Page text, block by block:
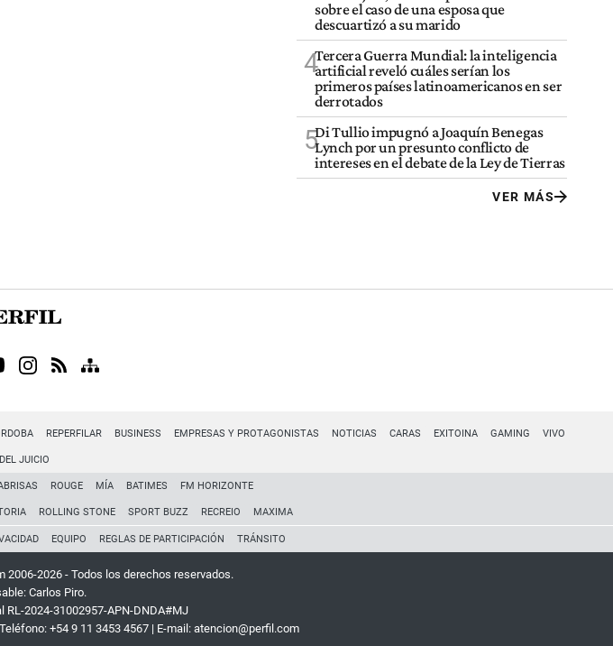
sobre el caso de una esposa que
descuartizó a su marido
4Tercera Guerra Mundial: la inteligencia
artificial reveló cuáles serían los
primeros países latinoamericanos en ser
derrotados
5Di Tullio impugnó a Joaquín Benegas
Lynch por un presunto conflicto de
intereses en el debate de la Ley de Tierras
VER MÁS
REPERFILAR BUSINESS EMPRESAS Y PROTAGONISTAS NOTICIAS CARAS EXITOINA GAMING VIVO
JUICIO
ROUGE MÍA BATIMES FM HORIZONTE
ROLLING STONE SPORT BUZZ RECREIO MAXIMA
EQUIPO REGLAS DE PARTICIPACIÓN TRÁNSITO
2006-2026 - Todos los derechos reservados.
Carlos Piro.
RL-2024-31002957-APN-DNDA#MJ
+54 9 11 3453 4567| E-mail: atencion@perfil.com